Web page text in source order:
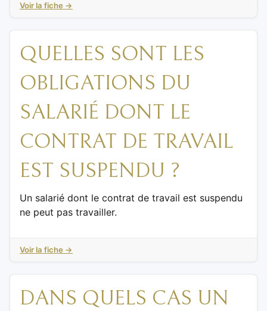
Voir la fiche →
QUELLES SONT LES
OBLIGATIONS DU
SALARIÉ DONT LE
CONTRAT DE TRAVAIL
EST SUSPENDU ?
Un salarié dont le contrat de travail est suspendu
ne peut pas travailler.
Voir la fiche →
DANS QUELS CAS UN